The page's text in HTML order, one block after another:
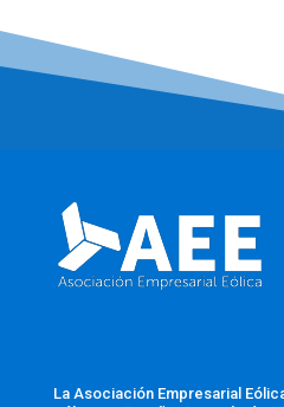
La Asociación Empresarial